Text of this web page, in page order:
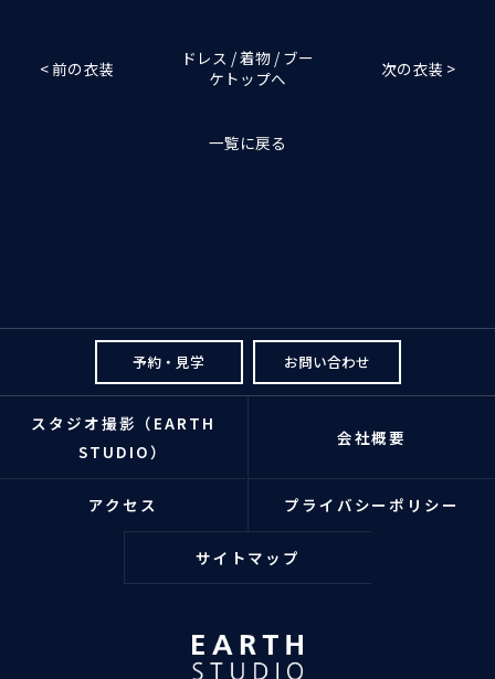
< 前の衣装
ドレス / 着物 / ブー
ケトップへ
次の衣装 >
一覧に戻る
予約・見学 お問い合わせ
スタジオ撮影（EARTH
STUDIO）
会社概要
アクセス プライバシーポリシー
サイトマップ